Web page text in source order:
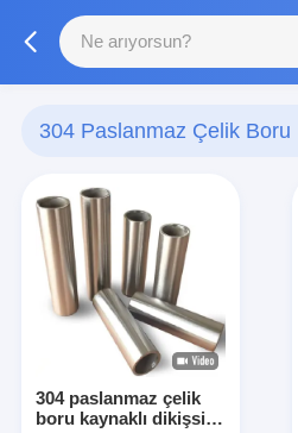
304 Paslanmaz Çelik Boru
304 paslanmaz çelik
boru kaynaklı dikişsiz